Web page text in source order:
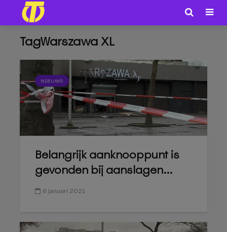
TagWarszawa XL
NIEUWS
Belangrijk aanknooppunt is
gevonden bij aanslagen...
6 januari 2021